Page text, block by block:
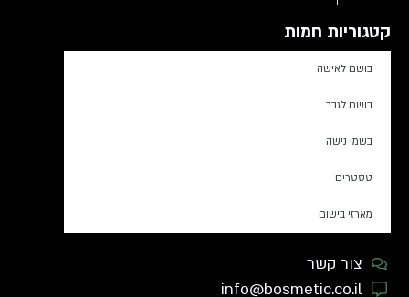
קטגוריות חמות
בושם לאישה
בושם לגבר
בשמי נישה
טסטרים
מארזי בישום
צור קשר
info@bosmetic.co.il